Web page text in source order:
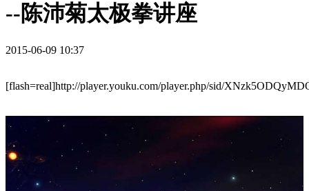
--陈沛菊太极拳讲座
2015-06-09 10:37
[flash=real]http://player.youku.com/player.php/sid/